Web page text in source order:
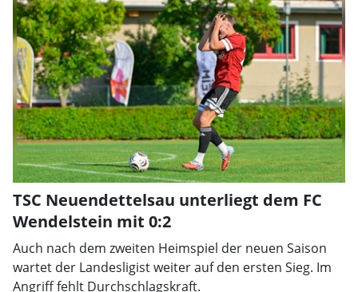
TSC Neuendettelsau unterliegt dem FC
Wendelstein mit 0:2
Auch nach dem zweiten Heimspiel der neuen Saison
wartet der Landesligist weiter auf den ersten Sieg. Im
Angriff fehlt Durchschlagskraft.